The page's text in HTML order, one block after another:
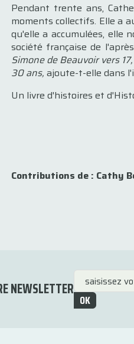
Pendant trente ans,
moments collectifs. Elle a
qu'elle a accumulées, elle
société française de
Simone de Beauvoir vers
30 ans, ajoute-t-elle dans
Un livre d'histoires et
Contributions de : Cathy
NEWSLETTER
OK